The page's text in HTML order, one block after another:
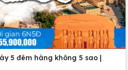
5 đêm hàng không 5 sao |